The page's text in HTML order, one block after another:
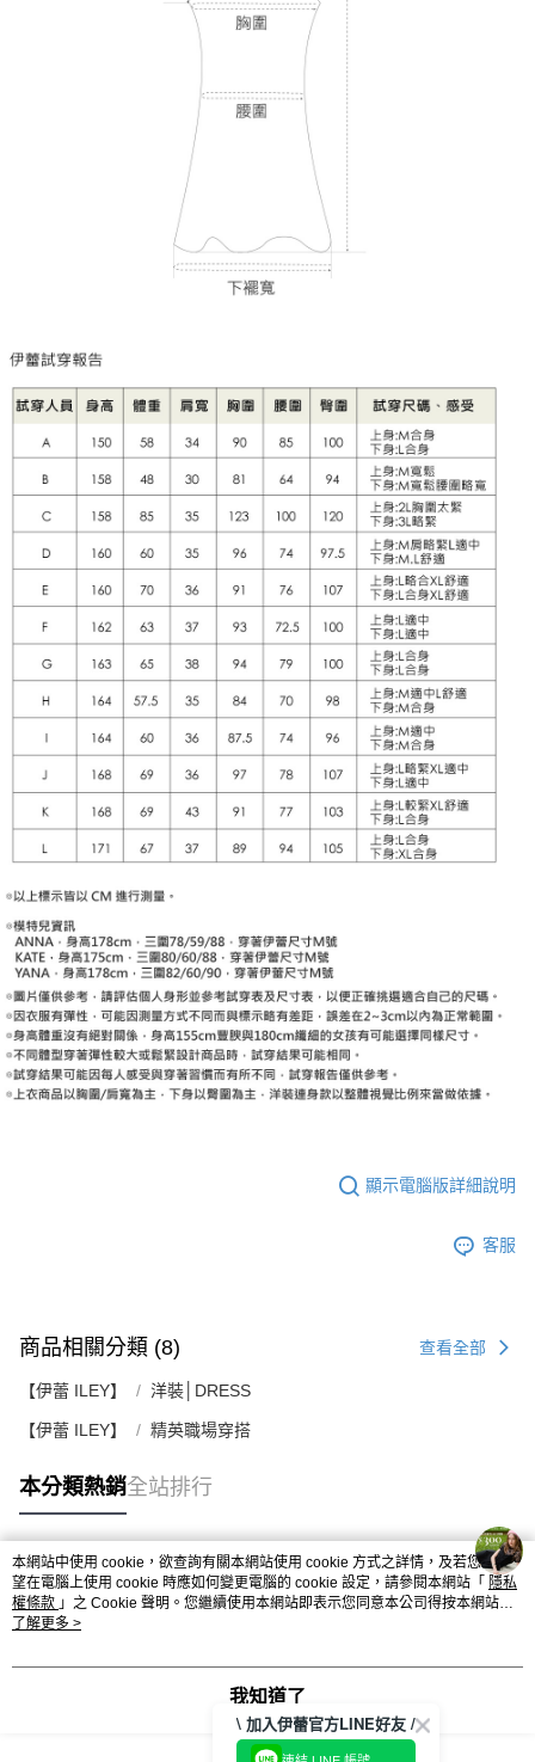
顯示電腦版詳細說明
客服
商品相關分類 (8) 查看全部
【伊蕾 ILEY】 洋裝│DRESS
【伊蕾 ILEY】 精英職場穿搭
本分類熱銷全站排行
熱門標籤
本網站中使用 cookie，欲查詢有關本網站使用 cookie 方式之詳情，及若您不希
望在電腦上使用 cookie 時應如何變更電腦的 cookie 設定，請參閱本網站「 隱私
權條款 」之 Cookie 聲明。您繼續使用本網站即表示您同意本公司得按本網站使
用條款之 Cookie 聲明使用 cookie。
了解更多 >
我知道了
\ 加入伊蕾官方LINE好友 /